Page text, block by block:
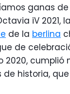
ganas
iV 2021,
de la berlina
de
2020, cumplió
historia,